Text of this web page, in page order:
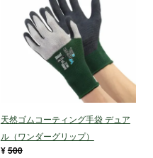
天然ゴムコーティング手袋 デュア
ル（ワンダーグリップ）
¥500